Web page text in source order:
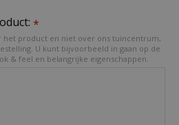
*
het product en niet over ons tuincentrum,
U kunt bijvoorbeeld in gaan op de
& feel en belangrijke eigenschappen.